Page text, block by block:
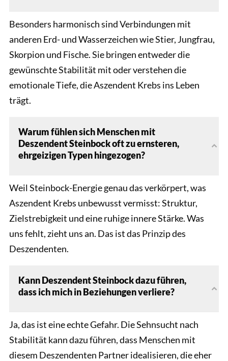
Besonders harmonisch sind Verbindungen mit
anderen Erd- und Wasserzeichen wie Stier, Jungfrau,
Skorpion und Fische. Sie bringen entweder die
gewünschte Stabilität mit oder verstehen die
emotionale Tiefe, die Aszendent Krebs ins Leben
trägt.
Warum fühlen sich Menschen mit
Deszendent Steinbock oft zu ernsteren,
ehrgeizigen Typen hingezogen?
Weil Steinbock-Energie genau das verkörpert, was
Aszendent Krebs unbewusst vermisst: Struktur,
Zielstrebigkeit und eine ruhige innere Stärke. Was
uns fehlt, zieht uns an. Das ist das Prinzip des
Deszendenten.
Kann Deszendent Steinbock dazu führen,
dass ich mich in Beziehungen verliere?
Ja, das ist eine echte Gefahr. Die Sehnsucht nach
Stabilität kann dazu führen, dass Menschen mit
diesem Deszendenten Partner idealisieren, die eher